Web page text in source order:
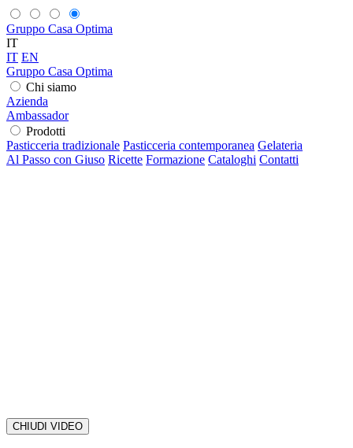
Gruppo Casa Optima
IT
IT EN
Gruppo Casa Optima
Chi siamo
Azienda
Ambassador
Prodotti
Pasticceria tradizionale Pasticceria contemporanea Gelateria
Al Passo con Giuso Ricette Formazione Cataloghi Contatti
CHIUDI VIDEO